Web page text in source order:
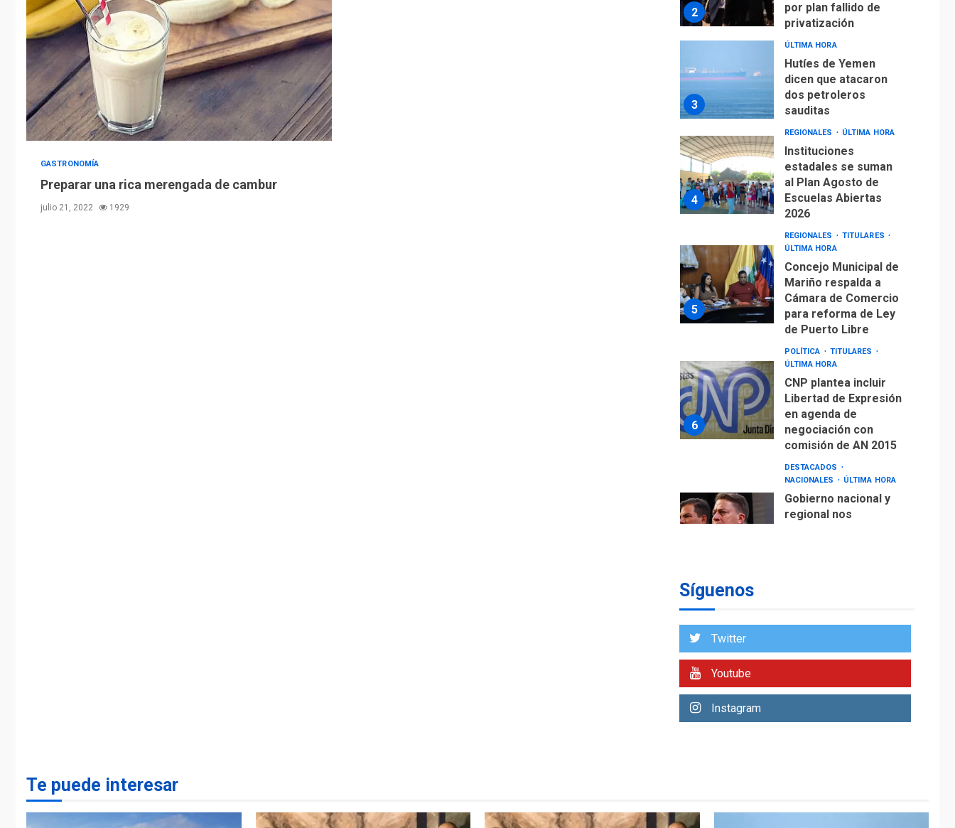
GASTRONOMÍA
Preparar una rica merengada de cambur
julio 21, 2022 1929
2
por plan fallido de
privatización
3
ÚLTIMA HORA
Hutíes de Yemen
dicen que atacaron
dos petroleros
sauditas
4
REGIONALES ÚLTIMA HORA
Instituciones
estadales se suman
al Plan Agosto de
Escuelas Abiertas
2026
5
REGIONALES
TITULARES
ÚLTIMA HORA
Concejo Municipal de
Mariño respalda a
Cámara de Comercio
para reforma de Ley
de Puerto Libre
6
POLÍTICA
TITULARES
ÚLTIMA HORA
CNP plantea incluir
Libertad de Expresión
en agenda de
negociación con
comisión de AN 2015
DESTACADOS
NACIONALES
ÚLTIMA HORA
Gobierno nacional y
regional nos
1
ÚLTIMA HORA
operaciones de carga
Aeropuerto de
Síguenos
Twitter
Youtube
Instagram
Te puede interesar